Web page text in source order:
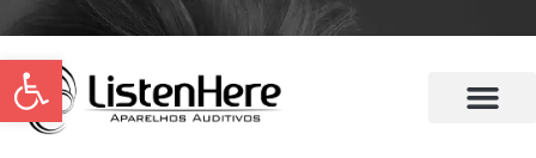
Abrir a barra de ferramentas